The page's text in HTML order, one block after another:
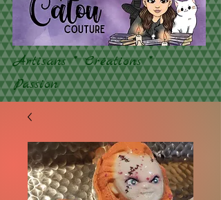
Artisans * Créations *
Passion